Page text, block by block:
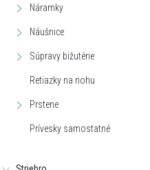
Náramky
Náušnice
Súpravy bižutérie
Retiazky na nohu
Prstene
Prívesky samostatné